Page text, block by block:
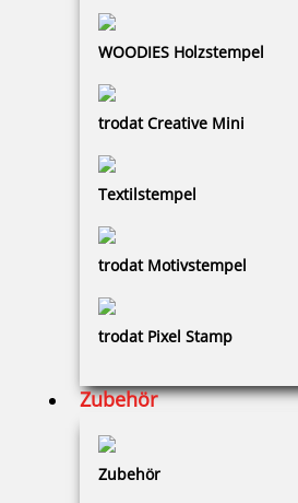
WOODIES Holzstempel
trodat Creative Mini
Textilstempel
trodat Motivstempel
trodat Pixel Stamp
Zubehör
Zubehör
Ink-Jet Druckerpatrone P1-MP4
105,50 €